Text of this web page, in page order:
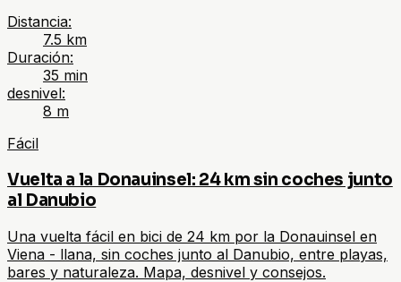
Distancia:
7.5 km
Duración:
35 min
desnivel:
8 m
Fácil
Vuelta a la Donauinsel: 24 km sin coches junto
al Danubio
Una vuelta fácil en bici de 24 km por la Donauinsel en
Viena - llana, sin coches junto al Danubio, entre playas,
bares y naturaleza. Mapa, desnivel y consejos.